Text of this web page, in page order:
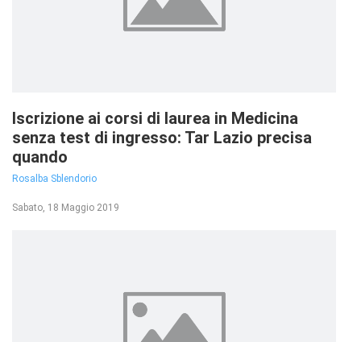
Iscrizione ai corsi di laurea in Medicina
senza test di ingresso: Tar Lazio precisa
quando
Rosalba Sblendorio
Sabato, 18 Maggio 2019